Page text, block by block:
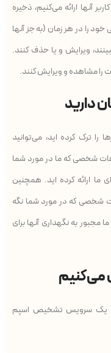
آنها ارائه می‌کنیم، ذخیره
را در هر زمان (به جز آنها
ویرایش و یا حذف کنند.
را مشاهده و ویرایش کنند.
دارید
را ترک کرده اید، می‌توانید
شخصی که ما در مورد شما
ما ارائه کرده اید. همچنین
شخصی که در مورد شما نگه
مجبور به نگهداری آنها برای
می‌کنیم
یک سرویس تشخیص اسپم